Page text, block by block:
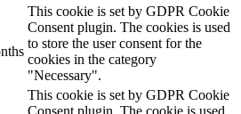
This cookie is set by GDPR Cookie
Consent plugin. The cookies is used
to store the user consent for the
cookies in the category
"Necessary".
This cookie is set by GDPR Cookie
Consent plugin. The cookie is used